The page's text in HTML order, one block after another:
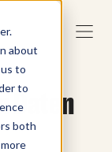
about
to
to
both
Daten